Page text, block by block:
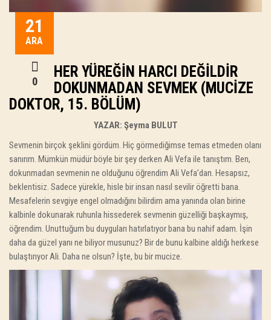
21
ARA
0
HER YÜREĞIN HARCI DEĞILDIR
DOKUNMADAN SEVMEK (MUCIZE
DOKTOR, 15. BÖLÜM)
YAZAR: Şeyma BULUT
Sevmenin birçok şeklini gördüm. Hiç görmediğimse temas etmeden olanı
sanırım. Mümkün müdür böyle bir şey derken Ali Vefa ile tanıştım. Ben,
dokunmadan sevmenin ne olduğunu öğrendim Ali Vefa’dan. Hesapsız,
beklentisiz. Sadece yürekle, hisle bir insan nasıl sevilir öğretti bana.
Mesafelerin sevgiye engel olmadığını bilirdim ama yanında olan birine
kalbinle dokunarak ruhunla hissederek sevmenin güzelliği başkaymış,
öğrendim. Unuttuğum bu duyguları hatırlatıyor bana bu nahif adam. İşin
daha da güzel yanı ne biliyor musunuz? Bir de bunu kalbine aldığı herkese
bulaştırıyor Ali. Daha ne olsun? İşte, bu bir mucize.